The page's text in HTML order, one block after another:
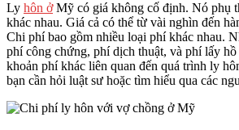
Ly hôn ởMỹ có giá không cố định. Nó phụ
khác nhau. Giá cả có thể từ vài nghìn đến
Chi phí bao gồm nhiều loại phí khác nhau.
phí công chứng, phí dịch thuật, và phí lấy hồ
khoản phí khác liên quan đến quá trình ly
bạn cần hỏi luật sư hoặc tìm hiểu qua các